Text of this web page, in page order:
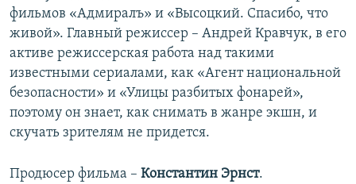
фильмов «Адмиралъ» и «Высоцкий. Спасибо, что
живой». Главный режиссер – Андрей Кравчук, в его
активе режиссерская работа над такими
известными сериалами, как «Агент национальной
безопасности» и «Улицы разбитых фонарей»,
поэтому он знает, как снимать в жанре экшн, и
скучать зрителям не придется.
Продюсер фильма – Константин Эрнст.